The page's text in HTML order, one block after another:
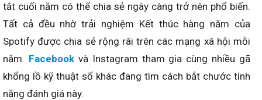
tắt cuối năm có thể chia sẻ ngày càng trở nên phổ biến.
Tất cả đều nhờ trải nghiệm Kết thúc hàng năm của
Spotify được chia sẻ rộng rãi trên các mạng xã hội mỗi
năm. Facebookvà Instagram tham gia cùng nhiều gã
khổng lồ kỹ thuật số khác đang tìm cách bắt chước tính
năng đánh giá này.